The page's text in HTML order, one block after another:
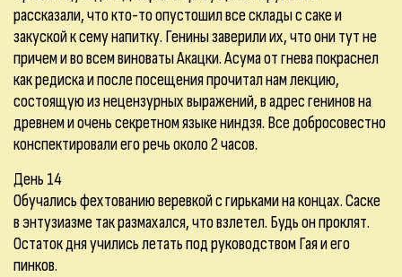
рассказали, что кто-то опустошил все склады с саке и
закуской к сему напитку. Генины заверили их, что они тут не
причем и во всем виноваты Акацки. Асума от гнева покраснел
как редиска и после посещения прочитал нам лекцию,
состоящую из нецензурных выражений, в адрес генинов на
древнем и очень секретном языке ниндзя. Все добросовестно
конспектировали его речь около 2 часов.
День 14
Обучались фехтованию веревкой с гирьками на концах. Саске
в энтузиазме так размахался, что взлетел. Будь он проклят.
Остаток дня учились летать под руководством Гая и его
пинков.